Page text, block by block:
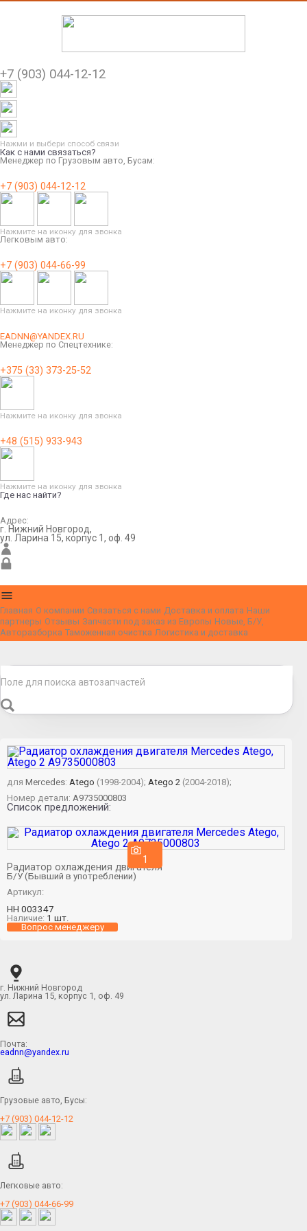
+7 (903) 044-12-12
Нажми и выбери способ связи
Как с нами связаться?
Менеджер по Грузовым авто, Бусам:
+7 (903) 044-12-12
Нажмите на иконку для звонка
Легковым авто:
+7 (903) 044-66-99
Нажмите на иконку для звонка
EADNN@YANDEX.RU
Менеджер по Спецтехнике:
+375 (33) 373-25-52
Нажмите на иконку для звонка
+48 (515) 933-943
Нажмите на иконку для звонка
Где нас найти?
Адрес:
г. Нижний Новгород,
ул. Ларина 15, корпус 1, оф. 49
Главная О компании Связаться с нами Доставка и оплата Наши
партнеры Отзывы Запчасти под заказ из Европы Новые, Б/У,
Авторазборка Таможенная очистка Логистика и доставка
для Mercedes: Atego (1998-2004); Atego 2 (2004-2018);
Номер детали: A9735000803
Список предложений:
1
Радиатор охлаждения двигателя
Б/У (Бывший в употреблении)
Артикул:
НН 003347
Наличие: 1 шт.
Вопрос менеджеру
г. Нижний Новгород
ул. Ларина 15, корпус 1, оф. 49
Почта:
eadnn@yandex.ru
Грузовые авто, Бусы:
+7 (903) 044-12-12
Легковые авто:
+7 (903) 044-66-99